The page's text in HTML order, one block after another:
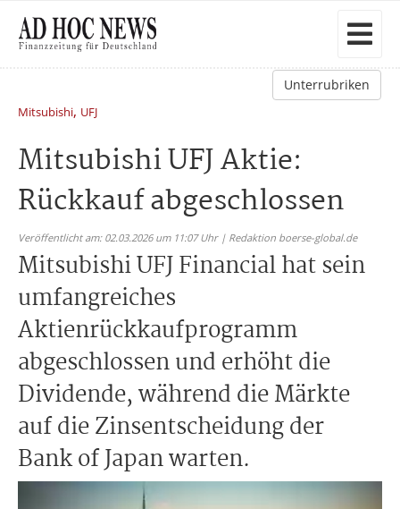
Unterrubriken
Mitsubishi, UFJ
Mitsubishi UFJ Aktie:
Rückkauf abgeschlossen
Veröffentlicht am: 02.03.2026 um 11:07 Uhr | Redaktion boerse-global.de
Mitsubishi UFJ Financial hat sein
umfangreiches
Aktienrückkaufprogramm
abgeschlossen und erhöht die
Dividende, während die Märkte
auf die Zinsentscheidung der
Bank of Japan warten.